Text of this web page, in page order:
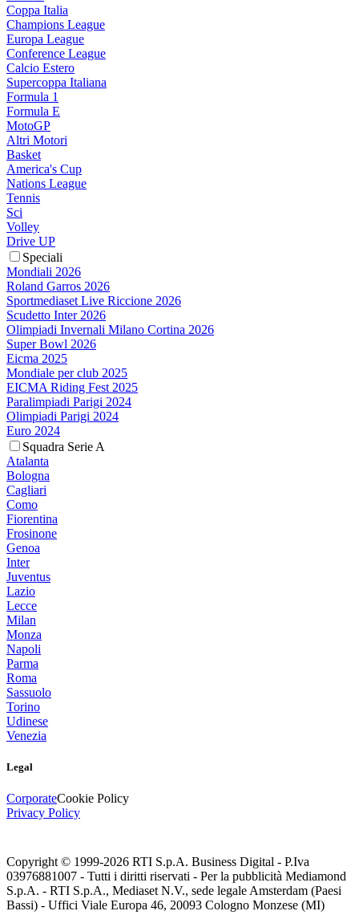
Coppa Italia
Champions League
Europa League
Conference League
Calcio Estero
Supercoppa Italiana
Formula 1
Formula E
MotoGP
Altri Motori
Basket
America's Cup
Nations League
Tennis
Sci
Volley
Drive UP
Speciali
Mondiali 2026
Roland Garros 2026
Sportmediaset Live Riccione 2026
Scudetto Inter 2026
Olimpiadi Invernali Milano Cortina 2026
Super Bowl 2026
Eicma 2025
Mondiale per club 2025
EICMA Riding Fest 2025
Paralimpiadi Parigi 2024
Olimpiadi Parigi 2024
Euro 2024
Squadra Serie A
Atalanta
Bologna
Cagliari
Como
Fiorentina
Frosinone
Genoa
Inter
Juventus
Lazio
Lecce
Milan
Monza
Napoli
Parma
Roma
Sassuolo
Torino
Udinese
Venezia
Legal
CorporateCookie Policy
Privacy Policy
Copyright © 1999-2026 RTI S.p.A. Business Digital - P.Iva
03976881007 - Tutti i diritti riservati - Per la pubblicità Mediamond
S.p.A. - RTI S.p.A., Mediaset N.V., sede legale Amsterdam (Paesi
Bassi) - Uffici Viale Europa 46, 20093 Cologno Monzese (MI)